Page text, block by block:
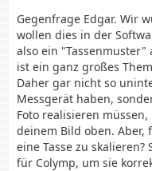
Gegenfrage Edgar. Wir
wollen dies in der
also ein "Tassenmuster"
ist ein ganz großes
Daher gar nicht so
Messgerät haben,
Foto realisieren
deinem Bild oben. Aber,
eine Tasse zu
für Colymp, um sie